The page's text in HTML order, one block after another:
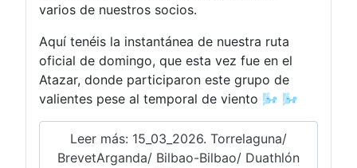
varios de nuestros socios.
Aquí tenéis la instantánea de nuestra ruta
oficial de domingo, que esta vez fue en el
Atazar, donde participaron este grupo de
valientes pese al temporal de viento 🌬️ 🌬️
Leer más: 15_03_2026. Torrelaguna/
BrevetArganda/ Bilbao-Bilbao/ Duathlón